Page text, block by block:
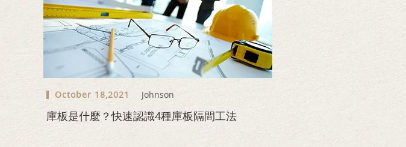
October 18,2021 Johnson
庫板是什麼？快速認識4種庫板隔間工法